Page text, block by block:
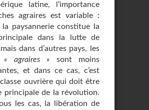
latine, l’importance
agraires est variable :
la paysannerie constitue la
dans la lutte de
dans d’autres pays, les
« agraires » sont moins
et dans ce cas, c’est
ouvrière qui doit être
principale de la révolution.
les cas, la libération de